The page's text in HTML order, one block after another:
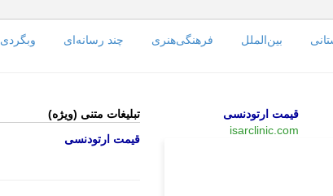
بین‌الملل فرهنگی‌هنری چند رسانه‌ای وبگردی
قیمت ارتودنسی
isarclinic.com
تبلیغات متنی (ویژه)
قیمت ارتودنسی